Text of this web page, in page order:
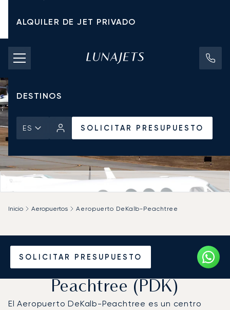
ALQUILER DE JET PRIVADO
TARIFAS DE CHÁRTER
JETS PRIVADOS
DESTINOS
ES SOLICITAR PRESUPUESTO
SOLICITAR PRESUPUESTO
Inicio Aeropuertos Aeropuerto DeKalb-Peachtree
Vuele en Jet Privado al
Aeropuerto DeKalb-
Peachtree (PDK)
El Aeropuerto DeKalb-Peachtree es un centro